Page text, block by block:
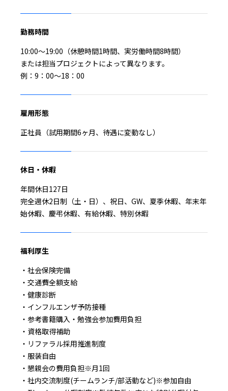
勤務時間
10:00～19:00（休憩時間1時間、実労働時間8時間）
または担当プロジェクトによって異なります。
例：9：00～18：00
雇用形態
正社員（試用期間6ヶ月、待遇に変動なし）
休日・休暇
年間休日127日
完全週休2日制（土・日）、祝日、GW、夏季休暇、年末年
始休暇、慶弔休暇、有給休暇、特別休暇
福利厚生
・社会保険完備
・交通費全額支給
・健康診断
・インフルエンザ予防接種
・参考書籍購入・勉強会参加費用負担
・資格取得補助
・リファラル採用推進制度
・服装自由
・懇親会の費用負担※月1回
・社内交流制度(チームランチ/部活動など)※参加自由